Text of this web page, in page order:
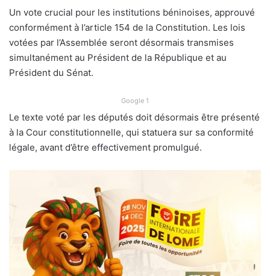
Un vote crucial pour les institutions béninoises, approuvé
conformément à l’article 154 de la Constitution. Les lois
votées par l’Assemblée seront désormais transmises
simultanément au Président de la République et au
Président du Sénat.
Google 1
Le texte voté par les députés doit désormais être présenté
à la Cour constitutionnelle, qui statuera sur sa conformité
légale, avant d’être effectivement promulgué.